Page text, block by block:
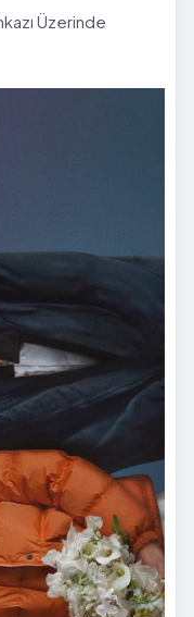
Üzerinde